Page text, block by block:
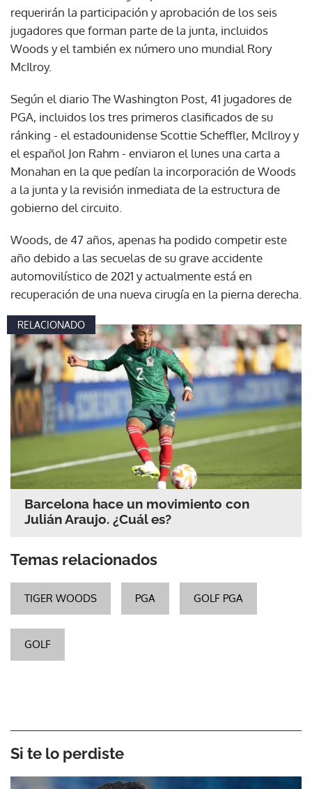
requerirán la participación y aprobación de los seis
jugadores que forman parte de la junta, incluidos
Woods y el también ex número uno mundial Rory
McIlroy.
Según el diario The Washington Post, 41 jugadores de
PGA, incluidos los tres primeros clasificados de su
ránking - el estadounidense Scottie Scheffler, McIlroy y
el español Jon Rahm - enviaron el lunes una carta a
Monahan en la que pedían la incorporación de Woods
a la junta y la revisión inmediata de la estructura de
gobierno del circuito.
Woods, de 47 años, apenas ha podido competir este
año debido a las secuelas de su grave accidente
automovilístico de 2021 y actualmente está en
recuperación de una nueva cirugía en la pierna derecha.
RELACIONADO
Barcelona hace un movimiento con
Julián Araujo. ¿Cuál es?
Temas relacionados
TIGER WOODS PGA GOLF PGA
GOLF
Si te lo perdiste